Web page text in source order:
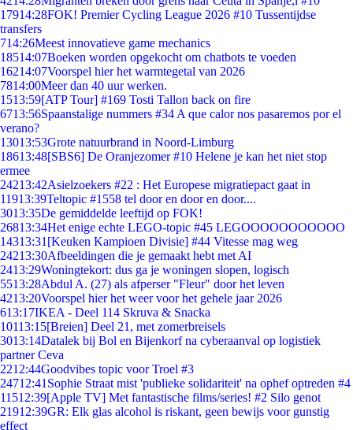
17914:28FOK! Premier Cycling League 2026 #10 Tussentijdse
transfers
714:26Meest innovatieve game mechanics
18514:07Boeken worden opgekocht om chatbots te voeden
16214:07Voorspel hier het warmtegetal van 2026
7814:00Meer dan 40 uur werken.
1513:59[ATP Tour] #169 Tosti Tallon back on fire
6713:56Spaanstalige nummers #34 A que calor nos pasaremos por el
verano?
13013:53Grote natuurbrand in Noord-Limburg
18613:48[SBS6] De Oranjezomer #10 Helene je kan het niet stop
ermee
24213:42Asielzoekers #22 : Het Europese migratiepact gaat in
11913:39Teltopic #1558 tel door en door en door....
3013:35De gemiddelde leeftijd op FOK!
26813:34Het enige echte LEGO-topic #45 LEGOOOOOOOOOOO
14313:31 [Keuken Kampioen Divisie] #44 Vitesse mag weg
24213:30Afbeeldingen die je gemaakt hebt met AI
2413:29Woningtekort: dus ga je woningen slopen, logisch
5513:28Abdul A. (27) als afperser "Fleur" door het leven
4213:20Voorspel hier het weer voor het gehele jaar 2026
613:17IKEA - Deel 114 Skruva & Snacka
10113:15[Breien] Deel 21, met zomerbreisels
3013:14Datalek bij Bol en Bijenkorf na cyberaanval op logistiek
partner Ceva
2212:44Goodvibes topic voor Troel #3
24712:41 Sophie Straat mist 'publieke solidariteit' na ophef optreden #4
11512:39[Apple TV] Met fantastische films/series! #2 Silo genot
21912:39GR: Elk glas alcohol is riskant, geen bewijs voor gunstig
effect